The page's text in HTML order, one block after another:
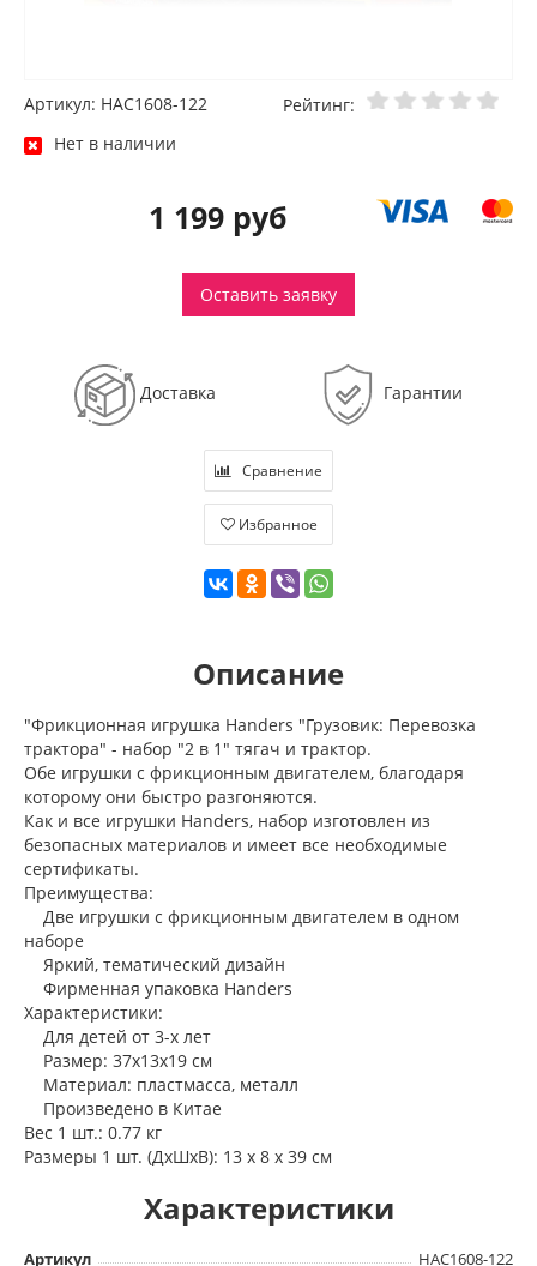
Артикул: HAC1608-122
Рейтинг:
Нет в наличии
1 199 руб
Оставить заявку
Доставка Гарантии
Сравнение
Избранное
Описание
"Фрикционная игрушка Handers "Грузовик: Перевозка
трактора" - набор "2 в 1" тягач и трактор.
Обе игрушки с фрикционным двигателем, благодаря
которому они быстро разгоняются.
Как и все игрушки Handers, набор изготовлен из
безопасных материалов и имеет все необходимые
сертификаты.
Преимущества:
Две игрушки с фрикционным двигателем в одном
наборе
Яркий, тематический дизайн
Фирменная упаковка Handers
Характеристики:
Для детей от 3-х лет
Размер: 37х13х19 см
Материал: пластмасса, металл
Произведено в Китае
Вес 1 шт.: 0.77 кг
Размеры 1 шт. (ДxШxВ): 13 x 8 x 39 см
Характеристики
Артикул HAC1608-122